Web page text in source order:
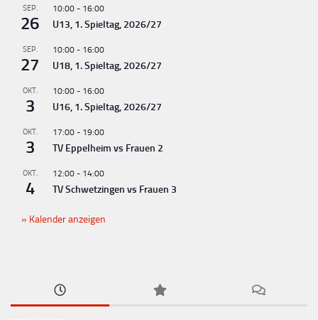
u
n
g
-
N
a
v
i
g
a
t
SEP.
26
10:00 - 16:00
U13, 1. Spieltag, 2026/27
SEP.
27
10:00 - 16:00
U18, 1. Spieltag, 2026/27
OKT.
3
10:00 - 16:00
U16, 1. Spieltag, 2026/27
OKT.
3
17:00 - 19:00
TV Eppelheim vs Frauen 2
OKT.
4
12:00 - 14:00
TV Schwetzingen vs Frauen 3
Kalender anzeigen